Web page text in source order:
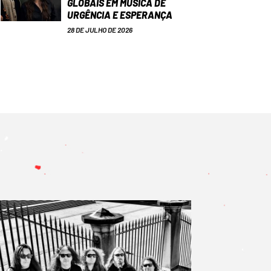
GLOBAIS EM MÚSICA DE
URGÊNCIA E ESPERANÇA
28 DE JULHO DE 2026